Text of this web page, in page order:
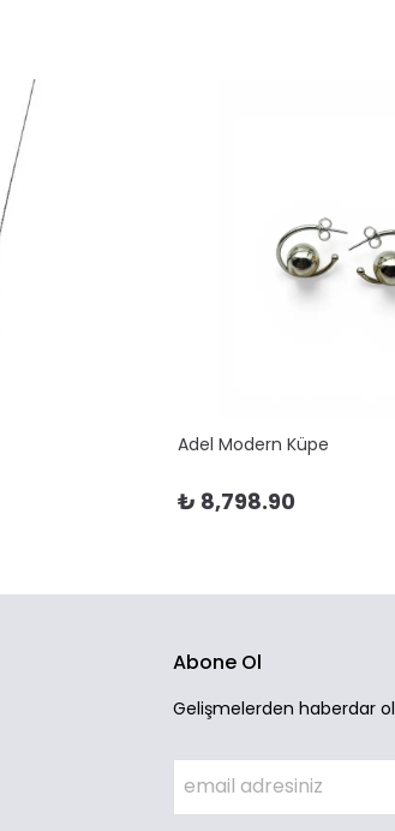
Adel Modern Küpe
₺ 8,798.90
Abone Ol
Gelişmelerden haberdar ol